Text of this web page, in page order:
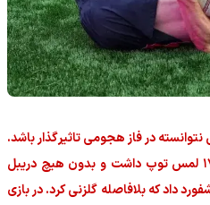
در فاز هجومی تاثیرگذار باشد.
او در بازی اول مقابل کرواسی تنها ۱۷ لمس توپ داشت و بدون هیچ دریبل
را به رشفورد داد که بلافاصله گلزنی کرد. در بازی